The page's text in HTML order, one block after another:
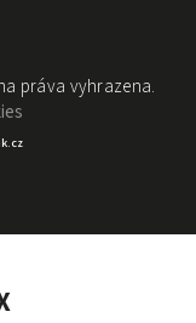
práva vyhrazena.